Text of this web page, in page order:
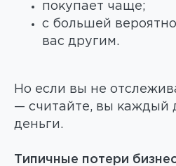
покупает чаще;
с большей
вас другим.
Но если вы не
— считайте, вы каждый
деньги.
Типичные потери